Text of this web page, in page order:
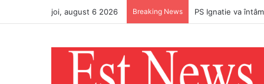
joi, august 6 2026 Breaking News Direcţia de